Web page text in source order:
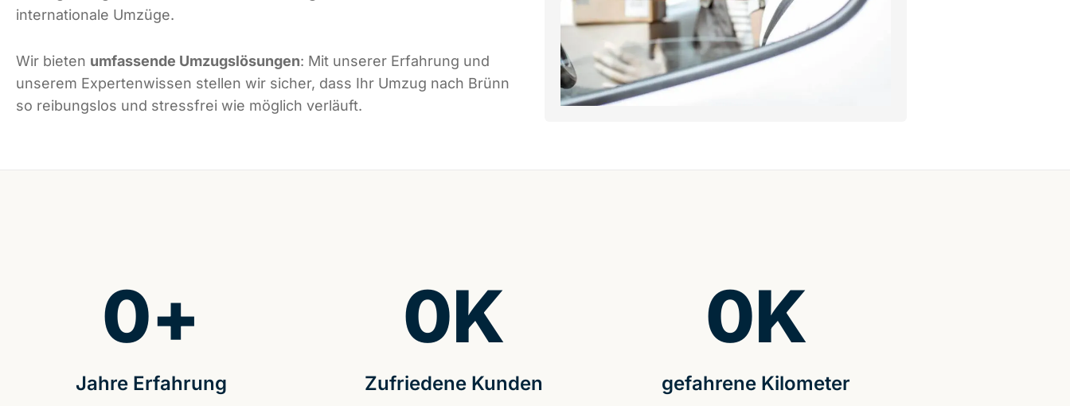
internationale Umzüge.
Wir bieten umfassende Umzugslösungen: Mit unserer Erfahrung und
unserem Expertenwissen stellen wir sicher, dass Ihr Umzug nach Brünn
so reibungslos und stressfrei wie möglich verläuft.
Jahre Erfahrung
0+
Zufriedene Kunden
0K
gefahrene Kilometer
0K